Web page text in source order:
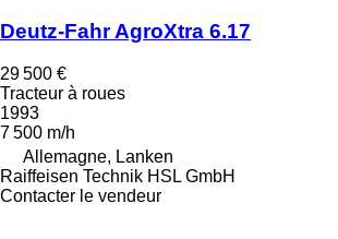
Deutz-Fahr AgroXtra 6.17
29 500 €
Tracteur à roues
1993
7 500 m/h
Allemagne, Lanken
Raiffeisen Technik HSL GmbH
Contacter le vendeur